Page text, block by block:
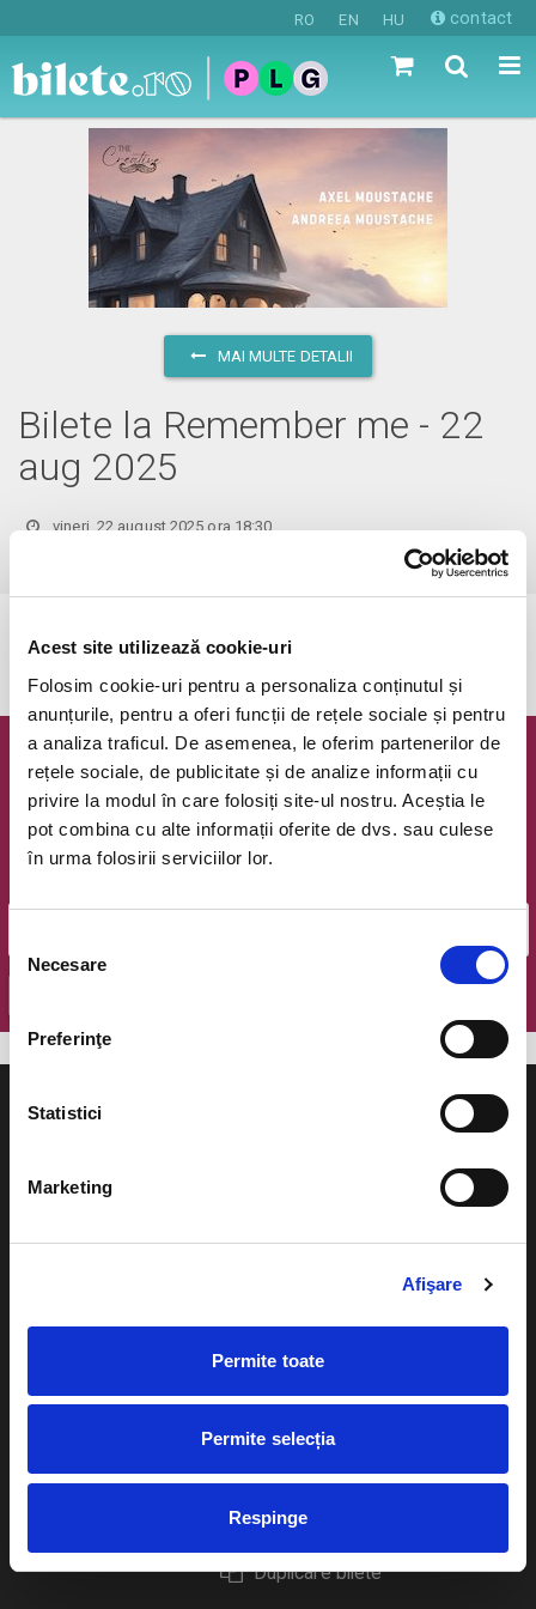
Acest site utilizează cookie-uri
Folosim cookie-uri pentru a personaliza conținutul și
anunțurile, pentru a oferi funcții de rețele sociale și pentru
a analiza traficul. De asemenea, le oferim partenerilor de
rețele sociale, de publicitate și de analize informații cu
privire la modul în care folosiți site-ul nostru. Aceștia le
pot combina cu alte informații oferite de dvs. sau culese
în urma folosirii serviciilor lor.
consimțământului
Necesare
Preferinţe
Statistici
Marketing
Afişare
Permite toate
Permite selecția
Respinge
RO EN HU contact
MAI MULTE DETALII
Bilete la Remember me - 22
aug 2025
vineri, 22 august 2025 ora 18:30
vezi pe harta
Evenimentul a expirat.
Newsletter @ Bilete.ro
Oferte exclusive si o editie saptamanala cu cele mai noi
evenimente.
Cum comand bilete?
Plata online sau cash
eBilet printat acasa
Livrare prin curier
Returnare bilete
Duplicare bilete
Evenimente
festivaluri
Pentru copii